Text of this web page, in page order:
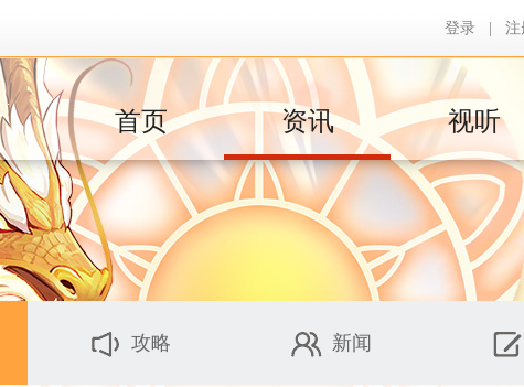
登录 注
首页 资讯 视听
攻略 新闻